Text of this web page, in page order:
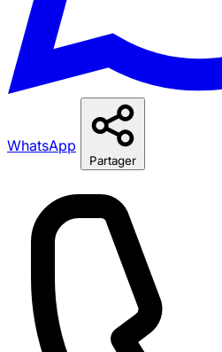
WhatsApp
Partager